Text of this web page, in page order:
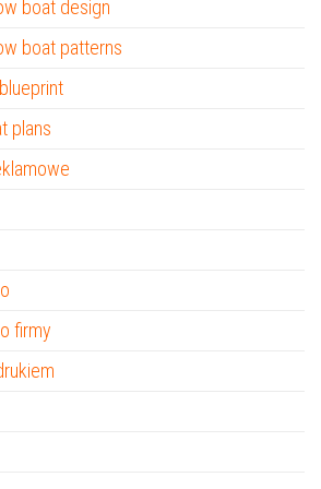
boat design
boat patterns
plans
firmy